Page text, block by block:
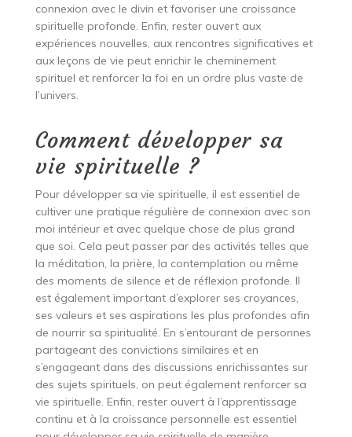
connexion avec le divin et favoriser une croissance
spirituelle profonde. Enfin, rester ouvert aux
expériences nouvelles, aux rencontres significatives et
aux leçons de vie peut enrichir le cheminement
spirituel et renforcer la foi en un ordre plus vaste de
l’univers.
Comment développer sa
vie spirituelle ?
Pour développer sa vie spirituelle, il est essentiel de
cultiver une pratique régulière de connexion avec son
moi intérieur et avec quelque chose de plus grand
que soi. Cela peut passer par des activités telles que
la méditation, la prière, la contemplation ou même
des moments de silence et de réflexion profonde. Il
est également important d’explorer ses croyances,
ses valeurs et ses aspirations les plus profondes afin
de nourrir sa spiritualité. En s’entourant de personnes
partageant des convictions similaires et en
s’engageant dans des discussions enrichissantes sur
des sujets spirituels, on peut également renforcer sa
vie spirituelle. Enfin, rester ouvert à l’apprentissage
continu et à la croissance personnelle est essentiel